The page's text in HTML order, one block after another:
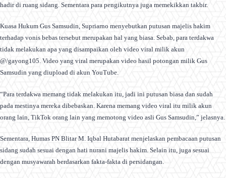
hadir di ruang sidang. Sementara para pengikutnya juga memekikkan takbir.
Kuasa Hukum Gus Samsudin, Supriarno menyebutkan putusan majelis hakim
terhadap vonis bebas tersebut merupakan hal yang biasa. Sebab, para terdakwa
tidak melakukan apa yang disampaikan oleh video viral milik akun
@/gayong105. Video yang viral merupakan video hasil potongan milik Gus
Samsudin yang diupload di akun YouTube.
“Para terdakwa memang tidak melakukan itu, jadi ini putusan biasa dan sudah
pada mestinya mereka dibebaskan. Karena memang video viral itu milik akun
orang lain, TikTok orang lain yang memotong video asli Gus Samsudin,” jelasnya.
Sementara, Humas PN Blitar M. Iqbal Hutabarat menjelaskan pembacaan putusan
sidang sudah sesuai dengan hati nurani majelis hakim. Selain itu, juga sesuai
dengan musyawarah berdasarkan fakta-fakta di persidangan.